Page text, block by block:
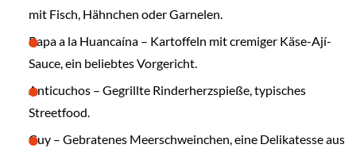
mit Fisch, Hähnchen oder Garnelen.
Papa a la Huancaína – Kartoffeln mit cremiger Käse-Ají-
Sauce, ein beliebtes Vorgericht.
Anticuchos – Gegrillte Rinderherzspieße, typisches
Streetfood.
Cuy – Gebratenes Meerschweinchen, eine Delikatesse aus